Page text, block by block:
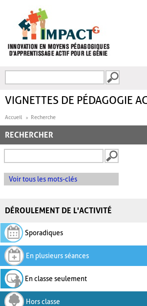
FORMULAIRE DE
VIGNETTES DE PÉDAGOGIE
Accueil Recherche
RECHERCHER
Voir tous les mots-clés
DÉROULEMENT DE L'ACTIVITÉ
Sporadiques
En plusieurs séances
En classe seulement
Hors classe